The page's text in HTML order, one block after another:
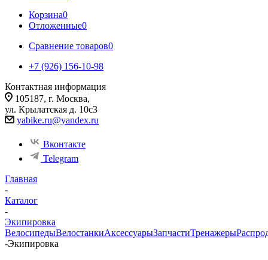
Корзина0
Отложенные0
Сравнение товаров0
+7 (926) 156-10-98
Контактная информация
105187, г. Москва,
ул. Крылатская д. 10с3
yabike.ru@yandex.ru
Вконтакте
Telegram
Главная
-
Каталог
-
Экипировка
ВелосипедыВелостанкиАксессуарыЗапчастиТренажеры
-Экипировка